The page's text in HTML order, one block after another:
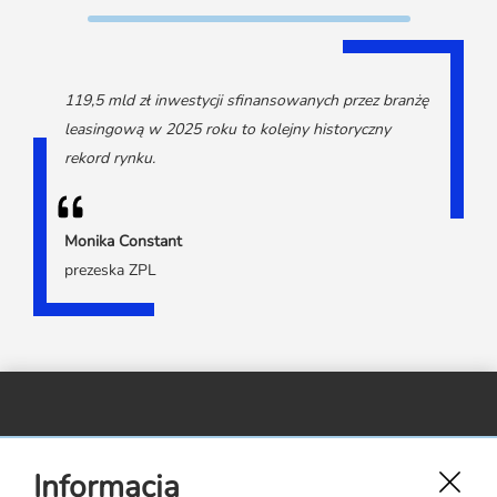
Partnerzy ZPL
Materiały do pobrania
Klauzule informacyjne
Informacja
119,5 mld zł inwestycji sfinansowanych przez branżę
leasingową w 2025 roku to kolejny historyczny
rekord rynku.
Monika Constant
prezeska ZPL